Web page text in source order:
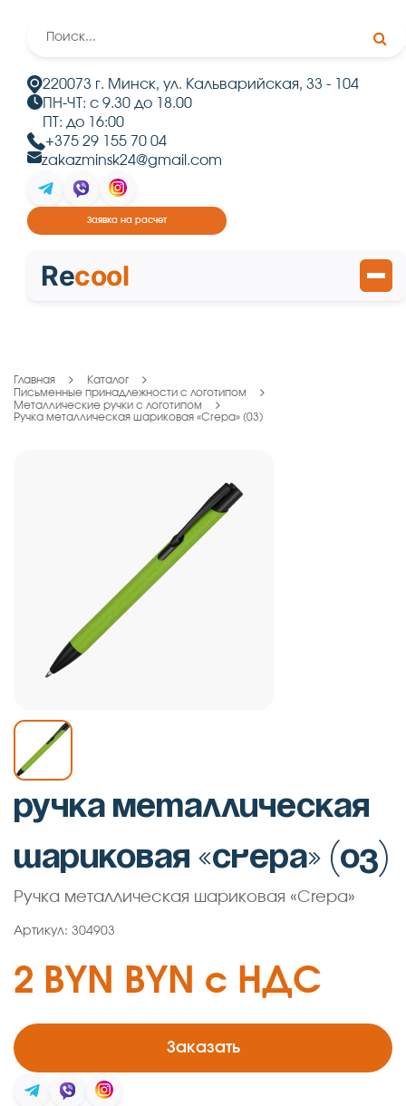
220073 г. Минск, ул. Кальварийская, 33 - 104
ПН-ЧТ: с 9.30 до 18.00
ПТ: до 16:00
+375 29 155 70 04
zakazminsk24@gmail.com
Заявка на расчет
Recool
Главная
Каталог
Письменные принадлежности с логотипом
Металлические ручки с логотипом
Ручка металлическая шариковая «Crepa» (03)
Ручка металлическая
шариковая «Crepa» (03)
Ручка металлическая шариковая «Crepa»
Артикул: 304903
2 BYN BYN c НДС
Заказать